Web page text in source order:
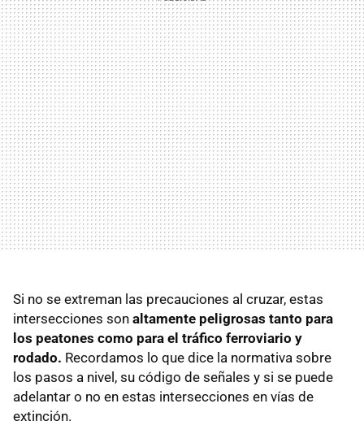
Si no se extreman las precauciones al cruzar, estas
intersecciones son altamente peligrosas tanto para
los peatones como para el tráfico ferroviario y
rodado. Recordamos lo que dice la normativa sobre
los pasos a nivel, su código de señales y si se puede
adelantar o no en estas intersecciones en vías de
extinción.